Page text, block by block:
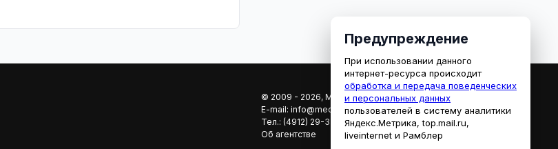
© 2009 - 2026, МЕДИАРЯЗАНЬ
E-mail: info@mediaryazan.ru, reklama@mediaryazan.ru
Тел.: (4912) 29-33-66
Об агентстве
Предупреждение
При использовании данного
интернет-ресурса происходит
обработка и передача поведенческих
и персональных данных
пользователей в систему аналитики
Яндекс.Метрика, top.mail.ru,
liveinternet и Рамблер